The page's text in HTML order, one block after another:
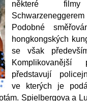
některé
Podobné
hongkongských
se však
představují
ve kterých je
Spielbergova a